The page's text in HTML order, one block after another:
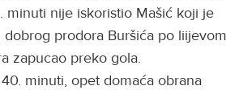
minuti nije iskoristio Mašić koji je
prodora Buršića po liijevom
zapucao preko gola.
minuti, opet domaća obrana